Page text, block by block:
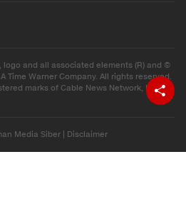
logo and all associated elements (R) and ©
Time Warner Company. All rights reserved.
marks of Cable News Network, Inc.,
Media Siber Disclaimer